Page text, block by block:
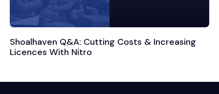
Shoalhaven Q&A: Cutting Costs & Increasing
Licences With Nitro